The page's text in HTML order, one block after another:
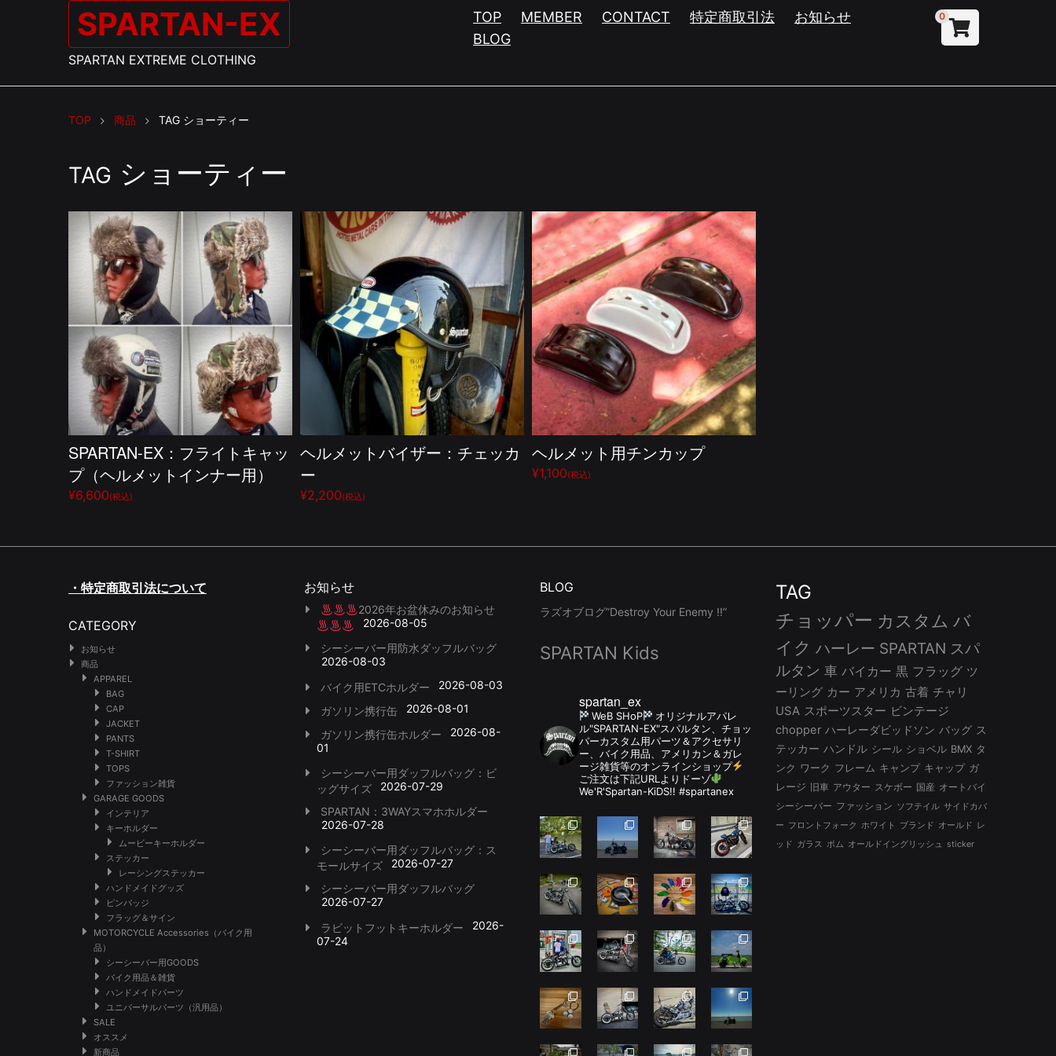
SPARTAN-EX
SPARTAN EXTREME CLOTHING
0
TOP MEMBER CONTACT 特定商取引法
お知らせ
BLOG
TOP 商品 TAG ショーティー
TAG ショーティー
SPARTAN-EX：フライトキャッ
プ（ヘルメットインナー用）
¥6,600(税込)
ヘルメットバイザー：チェッカ
ー
¥2,200(税込)
ヘルメット用チンカップ
¥1,100(税込)
・特定商取引法について
CATEGORY
お知らせ
商品
APPAREL
BAG
CAP
JACKET
PANTS
T-SHIRT
TOPS
ファッション雑貨
GARAGE GOODS
インテリア
キーホルダー
ムービーキーホルダー
ステッカー
レーシングステッカー
ハンドメイドグッズ
ピンバッジ
フラッグ＆サイン
MOTORCYCLE Accessories（バイク用
品）
シーシーバー用GOODS
バイク用品＆雑貨
ハンドメイドパーツ
ユニバーサルパーツ（汎用品）
SALE
オススメ
新商品
お知らせ
2026年お盆休みのお知らせ
2026-08-05
シーシーバー用防水ダッフルバッグ
2026-08-03
バイク用ETCホルダー
2026-08-03
ガソリン携行缶
2026-08-01
ガソリン携行缶ホルダー
2026-08-
01
シーシーバー用ダッフルバッグ：ビ
ッグサイズ
2026-07-29
SPARTAN：3WAYスマホホルダー
2026-07-28
シーシーバー用ダッフルバッグ：ス
モールサイズ
2026-07-27
シーシーバー用ダッフルバッグ
2026-07-27
ラビットフットキーホルダー
2026-
07-24
BLOG
ラズオブログ”Destroy Your Enemy !!”
SPARTAN Kids
spartan_ex
WeB SHoP
オリジナルアパレ
ル"SPARTAN-EX"スパルタン、チョッ
パーカスタム用パーツ＆アクセサリ
ー、バイク用品、アメリカン＆ガレ
ージ雑貨等のオンラインショップ
ご注文は下記URLよりドーゾ
We'R'Spartan-KiDS!! #spartanex
TAG
チョッパー カスタム バ
イク ハーレー SPARTAN スパ
ルタン 車 バイカー 黒 フラッグ ツ
ーリング カー アメリカ 古着 チャリ
USA スポーツスター ビンテージ
chopper ハーレーダビッドソン バッグ ス
テッカー ハンドル シール ショベル BMX タ
ンク ワーク フレーム キャンプ キャップ ガ
レージ
旧車 アウター スケボー 国産 オートバイ
シーシーバー ファッション ソフテイル サイドカバ
ー フロントフォーク ホワイト ブランド オールド レ
ッド ガラス ボム オールドイングリッシュ sticker